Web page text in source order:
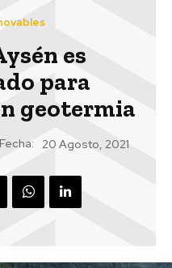
es
para
geotermia
Fecha: 20 Agosto, 2021